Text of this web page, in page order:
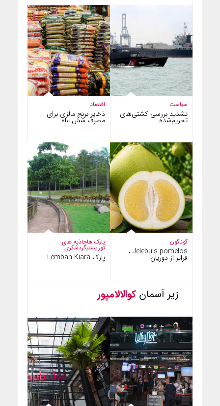
اقتصاد
ذخایر برنج مالزی برای
مصرف شش ماه…
سیاست
تشدید بررسی کشتی‌های
تحریم‌شده
پارک هاجاذبه های
توریستیگردشگری
پارک Lembah Kiara
گوناگون
Jelebu’s pomelos ،
فراتر از دوریان
زیر آسمان کوالالامپور